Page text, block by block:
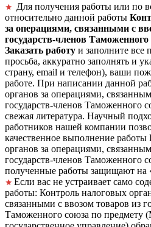
Для получения работы или по
относительно данной работы
за операциями, связанными с
государств-членов Таможенного
Заказать работу и заполните все
просьба, аккуратно заполнять и
страну, email и телефон), ваши
работе. При написании данной
органов за операциями,
государств-членов Таможенного
свежая литература. Научный
работников нашей компании
качественное выполнение
органов за операциями,
государств-членов Таможенного
полученные работы защищают на
Если вас не устраивает само
работы: Контроль налоговых
связанными с ввозом товаров из
Таможенного союза по предмету